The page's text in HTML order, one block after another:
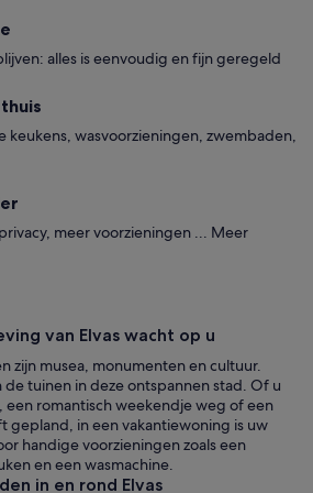
alles is eenvoudig en fijn geregeld
keukens, wasvoorzieningen, zwembaden,
meer voorzieningen ... Meer
van Elvas wacht op u
zijn musea, monumenten en cultuur.
de tuinen in deze ontspannen stad. Of u
een romantisch weekendje weg of een
gepland, in een vakantiewoning is uw
handige voorzieningen zoals een
en een wasmachine.
in en rond Elvas